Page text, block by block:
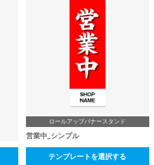
ロールアップバナースタンド
営業中_シンプル
テンプレートを選択する